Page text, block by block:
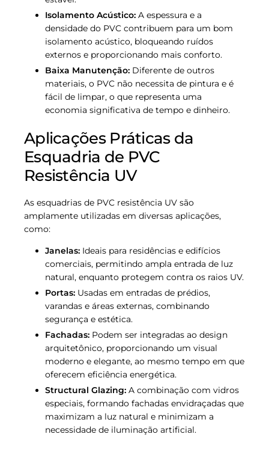
Isolamento Acústico: A espessura e a
densidade do PVC contribuem para um bom
isolamento acústico, bloqueando ruídos
externos e proporcionando mais conforto.
Baixa Manutenção: Diferente de outros
materiais, o PVC não necessita de pintura e é
fácil de limpar, o que representa uma
economia significativa de tempo e dinheiro.
Aplicações Práticas da
Esquadria de PVC
Resistência UV
As esquadrias de PVC resistência UV são
amplamente utilizadas em diversas aplicações,
como:
Janelas: Ideais para residências e edifícios
comerciais, permitindo ampla entrada de luz
natural, enquanto protegem contra os raios UV.
Portas: Usadas em entradas de prédios,
varandas e áreas externas, combinando
segurança e estética.
Fachadas: Podem ser integradas ao design
arquitetônico, proporcionando um visual
moderno e elegante, ao mesmo tempo em que
oferecem eficiência energética.
Structural Glazing: A combinação com vidros
especiais, formando fachadas envidraçadas que
maximizam a luz natural e minimizam a
necessidade de iluminação artificial.